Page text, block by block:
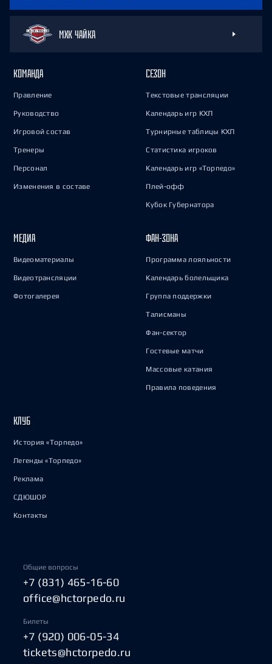
МХК ЧАЙКА
КОМАНДА
Правление
Руководство
Игровой состав
Тренеры
Персонал
Изменения в составе
СЕЗОН
Текстовые трансляции
Календарь игр КХЛ
Турнирные таблицы КХЛ
Статистика игроков
Календарь игр «Торпедо»
Плей-офф
Кубок Губернатора
МЕДИА
Видеоматериалы
Видеотрансляции
Фотогалерея
ФАН-ЗОНА
Программа лояльности
Календарь болельщика
Группа поддержки
Талисманы
Фан-сектор
Гостевые матчи
Массовые катания
Правила поведения
КЛУБ
История «Торпедо»
Легенды «Торпедо»
Реклама
СДЮШОР
Контакты
Общие вопросы
+7 (831) 465-16-60
office@hctorpedo.ru
Билеты
+7 (920) 006-05-34
tickets@hctorpedo.ru